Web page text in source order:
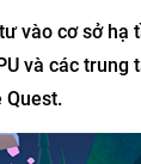
vào cơ sở hạ
và các trung
Quest.